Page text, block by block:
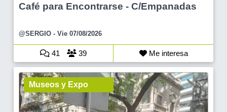
Café para Encontrarse - C/Empanadas
@SERGIO - Vie 07/08/2026
41 39 Me interesa
Museos y Expo